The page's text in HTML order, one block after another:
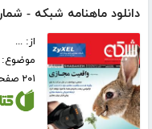
دانلود ماهنامه شبکه - شماره
از: ...
موضوع:
۲۰۱ صفحه